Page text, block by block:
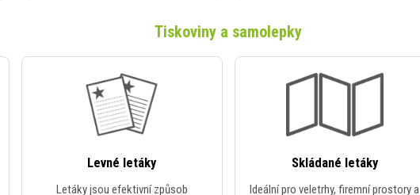
Tiskoviny a samolepky
Levné letáky
Letáky jsou efektivní způsob
Skládané letáky
Ideální pro veletrhy, firemní prostory a